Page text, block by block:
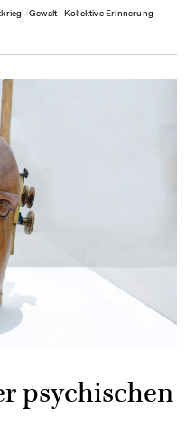
∙Gewalt ∙ Kollektive Erinnerung ∙
psychischen